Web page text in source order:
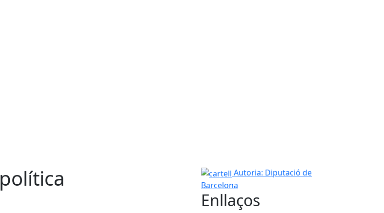
cartell
Autoria: Diputació de
Barcelona
Enllaços